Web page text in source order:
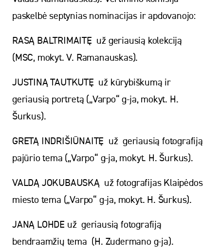
paskelbė septynias nominacijas ir apdovanojo:
RASĄ BALTRIMAITĘ už geriausią kolekciją
(MSC, mokyt. V. Ramanauskas).
JUSTINĄ TAUTKUTĘ už kūrybiškumą ir
geriausią portretą („Varpo“ g-ja, mokyt. H.
Šurkus).
GRETĄ INDRIŠIŪNAITĘ už geriausią fotografiją
pajūrio tema („Varpo“ g-ja, mokyt. H. Šurkus).
VALDĄ JOKUBAUSKĄ už fotografijas Klaipėdos
miesto tema („Varpo“ g-ja, mokyt. H. Šurkus).
JANĄ LOHDE už geriausią fotografiją
bendraamžių tema (H. Zudermano g-ja).